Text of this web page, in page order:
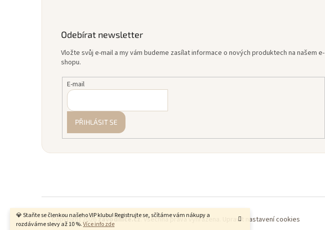
💎 Staňte se členkou našeho VIP klubu! Registrujte se, sčítáme vám nákupy a
rozdáváme slevy až 10 %.Více info zde
Odebírat newsletter
Vložte svůj e-mail a my vám budeme zasílat informace o nových produktech na našem e-
shopu.
E-mail
PŘIHLÁSIT SE
Copyright 2026 zavodnice.cz. Všechna práva vyhrazena. Upravit nastavení cookies